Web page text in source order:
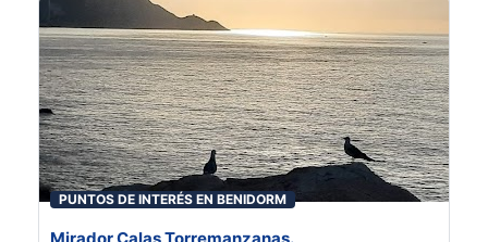
PUNTOS DE INTERÉS EN BENIDORM